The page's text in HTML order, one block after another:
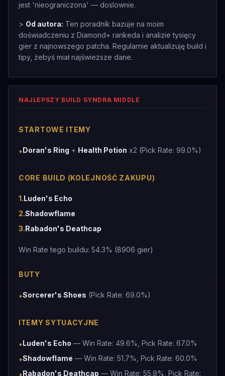
jest 'nieograniczona' — doslownie.
> Od autora: Ten poradnik bazuje na moim
doświadczeniu z Diamond+ rankeda i analizie tysięcy
gier z najnowszego patcha. Regularnie aktualizuję build i
tipy, żebyś miał najświeższe dane.
NAJLEPSZY BUILD SYNDRA MIDDLE
STARTOWE ITEMY
•Doran's Ring + Health Potion x2 (Pick Rate: 99.0%)
CORE BUILD (KOLEJNOŚĆ ZAKUPU)
1.Luden's Echo
2.Shadowflame
3.Rabadon's Deathcap
Win Rate tego buildu: 54.3% (8906 gier)
BUTY
•Sorcerer's Shoes (Pick Rate: 69.0%)
ITEMY SYTUACYJNE
•Luden's Echo — Win Rate: 49.6%, Pick Rate: 67.0%
•Shadowflame — Win Rate: 51.7%, Pick Rate: 60.0%
•Rabadon's Deathcap — Win Rate: 55.9%, Pick Rate: